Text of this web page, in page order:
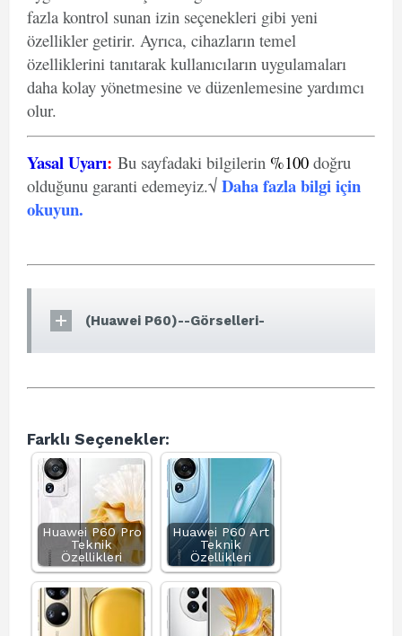
fazla kontrol sunan izin seçenekleri gibi yeni
özellikler getirir. Ayrıca, cihazların temel
özelliklerini tanıtarak kullanıcıların uygulamaları
daha kolay yönetmesine ve düzenlemesine yardımcı
olur.
Yasal Uyarı: Bu sayfadaki bilgilerin %100 doğru
olduğunu garanti edemeyiz.√ Daha fazla bilgi için
okuyun.
(Huawei P60)--Görselleri-
Farklı Seçenekler:
Huawei P60 Pro
Teknik
Özellikleri
Huawei P60 Art
Teknik
Özellikleri